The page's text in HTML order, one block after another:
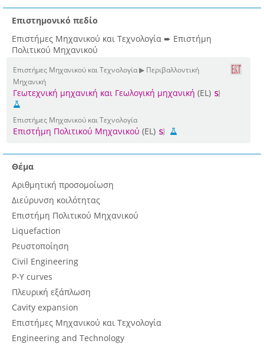
Επιστημονικό πεδίο
Επιστήμες Μηχανικού και Τεχνολογία ➨ Επιστήμη
Πολιτικού Μηχανικού
Επιστήμες Μηχανικού και Τεχνολογία ▶ Περιβαλλοντική
Μηχανική
Γεωτεχνική μηχανική και Γεωλογική μηχανική (EL)
Επιστήμες Μηχανικού και Τεχνολογία
Επιστήμη Πολιτικού Μηχανικού (EL)
Θέμα
Αριθμητική προσομοίωση
Διεύρυνση κοιλότητας
Επιστήμη Πολιτικού Μηχανικού
Liquefaction
Ρευστοποίηση
Civil Engineering
P-Y curves
Πλευρική εξάπλωση
Cavity expansion
Επιστήμες Μηχανικού και Τεχνολογία
Engineering and Technology